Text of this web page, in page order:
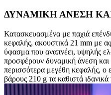
ΔΥΝΑΜΙΚΗ ΑΝΕΣΗ
Κατασκευασμένα με παχιά
κεφαλής, ακουστικά 21 mm με
ύφασμα που αναπνέει, υψηλής
προσφέρουν δυναμική άνεση
περισσότερα μεγέθη κεφαλής, ο
βάρους 210 g τα καθιστά ιδανικά